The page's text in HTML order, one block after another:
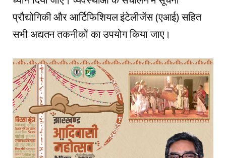
प्रौद्योगिकी और आर्टिफिशियल इंटेलीजेंस (एआई) सहित
सभी अद्यतन तकनीकों का उपयोग किया जाए।